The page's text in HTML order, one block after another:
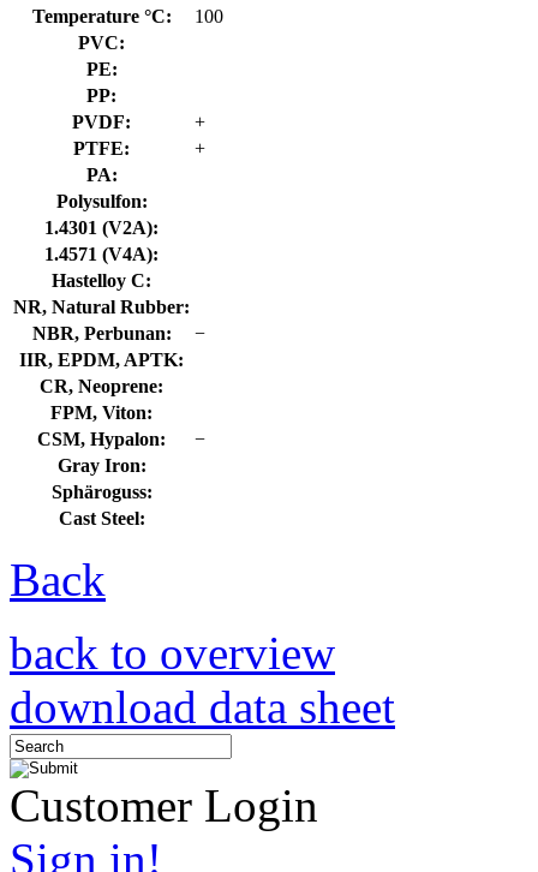
Temperature °C:
100
PVC:
PE:
PP:
PVDF:
+
PTFE:
+
PA:
Polysulfon:
1.4301 (V2A):
1.4571 (V4A):
Hastelloy C:
NR, Natural Rubber:
NBR, Perbunan:
−
IIR, EPDM, APTK:
CR, Neoprene:
FPM, Viton:
CSM, Hypalon:
−
Gray Iron:
Sphäroguss:
Cast Steel:
Back
back to overview
download data sheet
Customer Login
Sign in!